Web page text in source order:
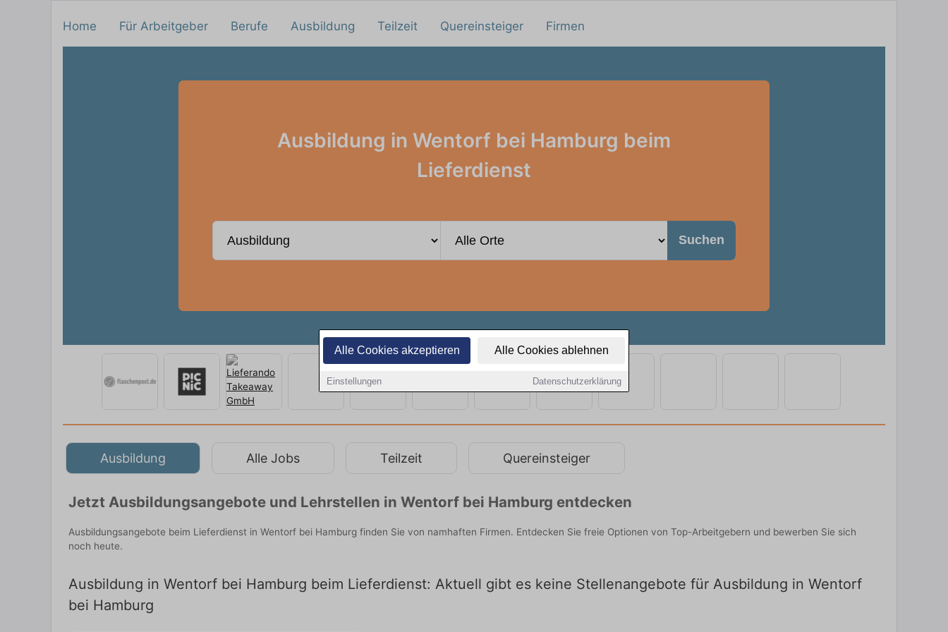
Alle Cookies akzeptieren Alle Cookies ablehnen
Einstellungen Datenschutzerklärung
Home Für Arbeitgeber Berufe Ausbildung Teilzeit Quereinsteiger Firmen
Ausbildung in Wentorf bei Hamburg beim
Lieferdienst
Suchen
Ausbildung Alle Jobs Teilzeit Quereinsteiger
Jetzt Ausbildungsangebote und Lehrstellen in Wentorf bei Hamburg entdecken
Ausbildungsangebote beim Lieferdienst in Wentorf bei Hamburg finden Sie von namhaften Firmen. Entdecken Sie freie Optionen von Top-Arbeitgebern und bewerben Sie sich
noch heute.
Ausbildung in Wentorf bei Hamburg beim Lieferdienst: Aktuell gibt es keine Stellenangebote für Ausbildung in Wentorf
bei Hamburg